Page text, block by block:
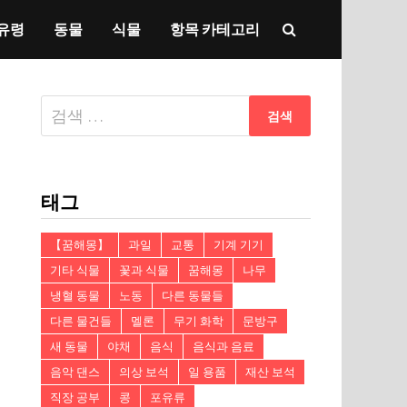
령 동물 식물 항목 카테고리
다
음
태그
【꿈해몽】 과일 교통
기계 기기
기타 식물
꽃과 식물 꿈해몽
나무
냉혈 동물
노동
다른 동물들
다른 물건들
멜론 무기 화학
문방구
새 동물
야채 음식
음식과 음료
음악 댄스
의상 보석 일 용품
재산 보석
직장 공부
콩 포유류